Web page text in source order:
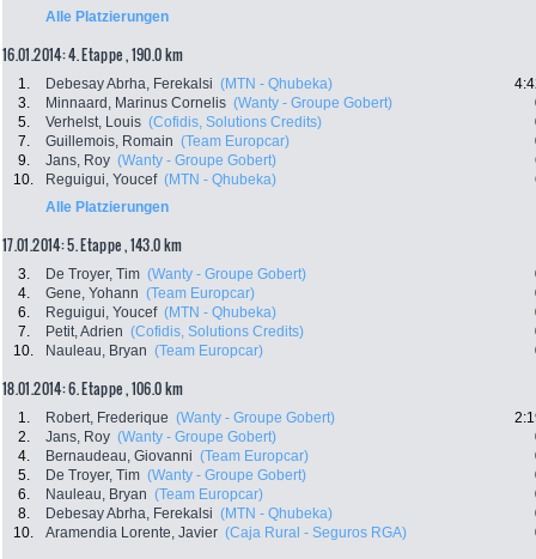
Alle Platzierungen
16.01.2014: 4. Etappe , 190.0 km
1. Debesay Abrha, Ferekalsi (MTN - Qhubeka)
3.
Minnaard, Marinus Cornelis (Wanty - Groupe Gobert)
5.
Verhelst, Louis (Cofidis, Solutions Credits)
7.
Guillemois, Romain (Team Europcar)
9.
Jans, Roy (Wanty - Groupe Gobert)
10.
Reguigui, Youcef (MTN - Qhubeka)
Alle Platzierungen
17.01.2014: 5. Etappe , 143.0 km
3. De Troyer, Tim (Wanty - Groupe Gobert)
4.
Gene, Yohann (Team Europcar)
6.
Reguigui, Youcef (MTN - Qhubeka)
7.
Petit, Adrien (Cofidis, Solutions Credits)
10.
Nauleau, Bryan (Team Europcar)
18.01.2014: 6. Etappe , 106.0 km
1. Robert, Frederique (Wanty - Groupe Gobert)
2.
Jans, Roy (Wanty - Groupe Gobert)
4.
Bernaudeau, Giovanni (Team Europcar)
5.
De Troyer, Tim (Wanty - Groupe Gobert)
6.
Nauleau, Bryan (Team Europcar)
8.
Debesay Abrha, Ferekalsi (MTN - Qhubeka)
10.
Aramendia Lorente, Javier (Caja Rural - Seguros RGA)